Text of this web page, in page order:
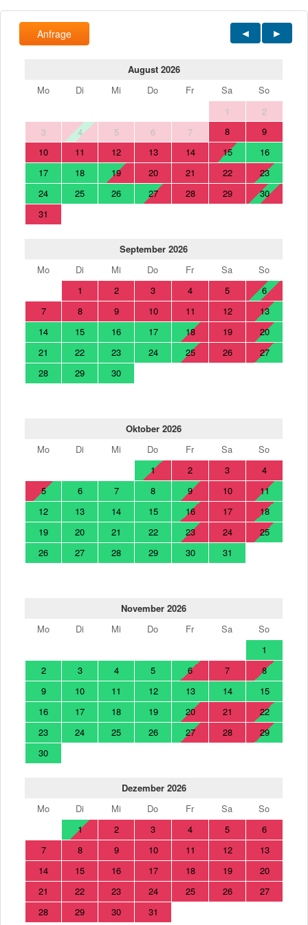
Anfrage
August 2026
Mo
Di Mi Do Fr Sa
So
1
2
3
4 5 6 7 8
9
10
11 12 13 14 15
16
17
18 19 20 21 22
23
24
25 26 27 28 29
30
31
September 2026
Mo
Di Mi Do Fr Sa
So
1
2 3 4 5
6
7
8 9 10 11 12
13
14
15 16 17 18 19
20
21
22 23 24 25 26
27
28
29 30
Oktober 2026
Mo
Di Mi Do Fr Sa
So
1
2 3
4
5
6 7 8 9 10
11
12
13 14 15 16 17
18
19
20 21 22 23 24
25
26
27 28 29 30 31
November 2026
Mo
Di Mi Do Fr Sa
So
1
2
3 4 5 6 7
8
9
10 11 12 13 14
15
16
17 18 19 20 21
22
23
24 25 26 27 28
29
30
Dezember 2026
Mo
Di Mi Do Fr Sa
So
1
2 3 4 5
6
7
8 9 10 11 12
13
14
15 16 17 18 19
20
21
22 23 24 25 26
27
28
29 30 31